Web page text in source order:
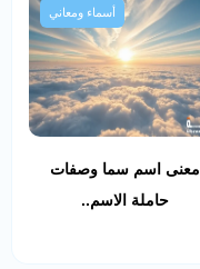
أسماء ومعاني
معنى اسم سما وصفات
حاملة الاسم..